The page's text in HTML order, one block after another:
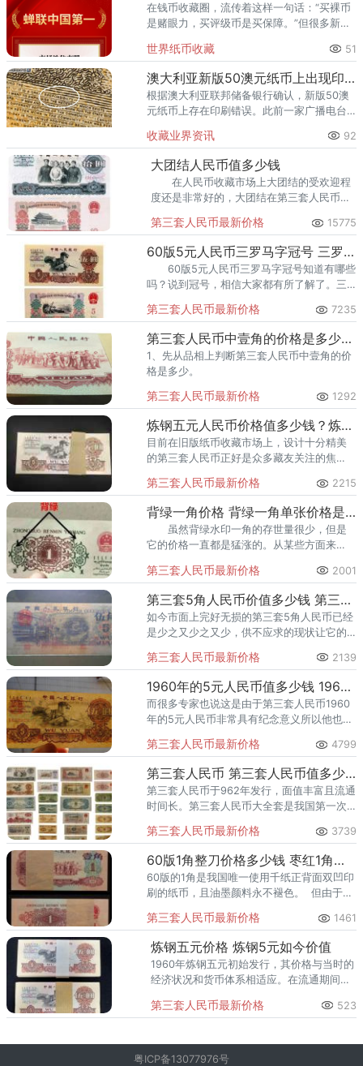
在钱币收藏圈，流传着这样一句话：“买裸币
是赌眼力，买评级币是买保障。”但很多新手
的评级机构，同样可能踩坑。假币入盒、分
数虚高、品相不符、售后无
世界纸币收藏 51
澳大利亚新版50澳元纸币上出现印刷错误
根据澳大利亚联邦储备银行确认，新版50澳
元纸币上存在印刷错误。此前一家广播电台
误的照片。错误出现在一组微型文字中，其
中“责任”这个词中第三个“
收藏业界资讯 92
大团结人民币值多少钱
在人民币收藏市场上大团结的受欢迎程
度还是非常好的，大团结在第三套人民币中
枚，下面我们来看看行情不错的大团结人民
币值多少钱呢？
第三套人民币最新价格 15775
60版5元人民币三罗马字冠号 三罗马字冠号是最值钱的？
60版5元人民币三罗马字冠号知道有哪些
吗？说到冠号，相信大家都有所了解了。三
面头像一面左下角的一排数字编号。冠，取
首之意，冠字也称&
第三套人民币最新价格 7235
第三套人民币中壹角的价格是多少？值得入手收藏投资吗？
1、先从品相上判断第三套人民币中壹角的价
格是多少。
第三套人民币最新价格 1292
炼钢五元人民币价格值多少钱？炼钢五元人民币价值
目前在旧版纸币收藏市场上，设计十分精美
的第三套人民币正好是众多藏友关注的焦
度越来越大，有关注必有发展。
第三套人民币最新价格 2215
背绿一角价格 背绿一角单张价格是多少
虽然背绿水印一角的存世量很少，但是
它的价格一直都是猛涨的。从某些方面来
一角涨幅如此的猛烈，很大程度上不排除被
炒作的因素。
第三套人民币最新价格 2001
第三套5角人民币价值多少钱 第三套5角人民币值得投资吗
如今市面上完好无损的第三套5角人民币已经
是少之又少之又少，供不应求的现状让它的
第三套人民币最新价格 2139
1960年的5元人民币值多少钱 1960年的5元人民币发行背景
而很多专家也说这是由于第三套人民币1960
年的5元人民币非常具有纪念意义所以他也具
第三套人民币最新价格 4799
第三套人民币 第三套人民币值多少钱
第三套人民币于962年发行，面值丰富且流通
时间长。第三套人民币大全套是我国第一次
印刷钱币技术的进步和发展，而且第三套人
民币使用时间是最长的。
第三套人民币最新价格 3739
60版1角整刀价格多少钱 枣红1角市场行情分析
60版的1角是我国唯一使用千纸正背面双凹印
刷的纸币，且油墨颜料永不褪色。 但由于票
符合发行当时的历史背景，发行没多久
第三套人民币最新价格 1461
炼钢五元价格 炼钢5元如今价值
1960年炼钢五元初始发行，其价格与当时的
经济状况和货币体系相适应。在流通期间，
和市场的变化，价格有所波动。 流通期
第三套人民币最新价格 523
粤ICP备13077976号